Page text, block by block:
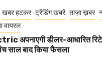
खबर हटकर ट्रेंडिंग खबरें ताज़ा ख़बर
वायरल
अपनाएगी डीलर-आधारित
साल बाद किया फैसला